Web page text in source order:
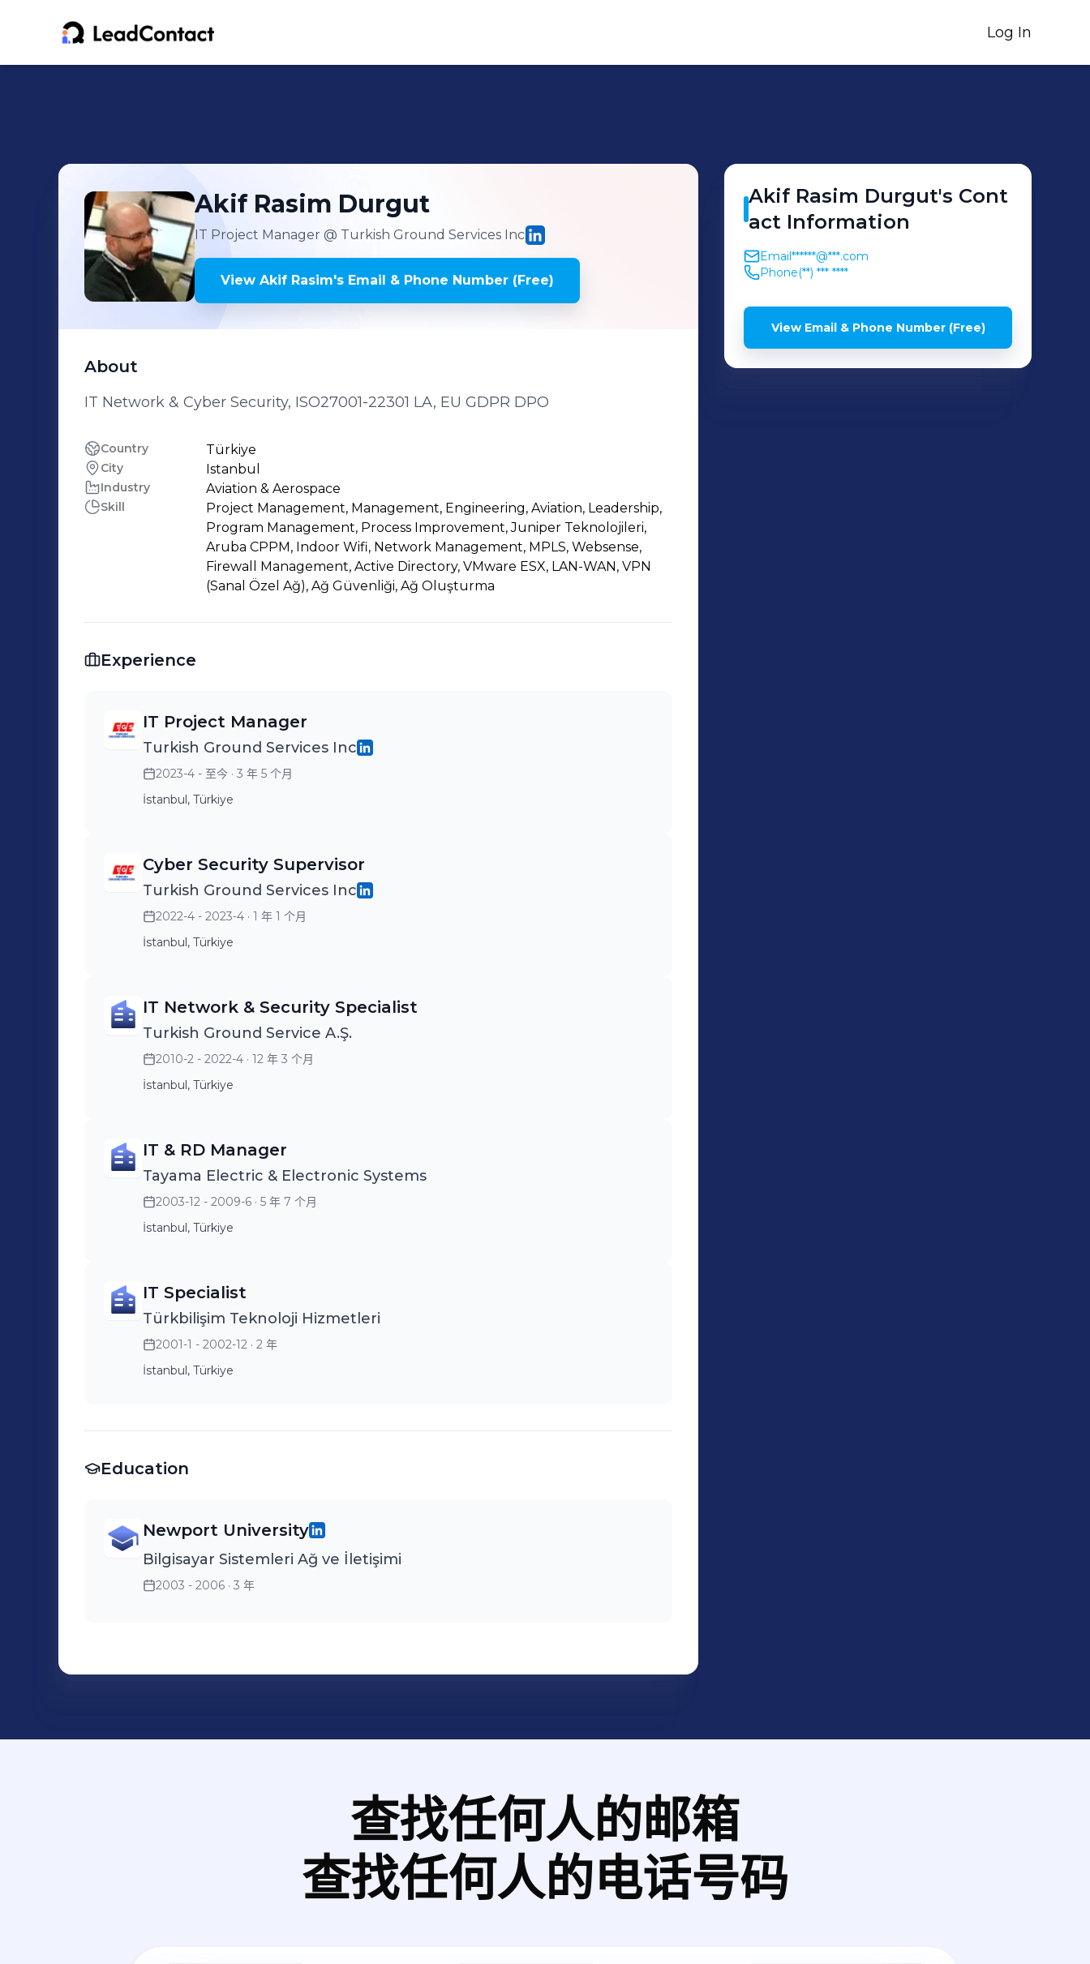
Log In
Akif Rasim Durgut
IT Project Manager @ Turkish Ground Services Inc
View Akif Rasim's Email & Phone Number (Free)
About
IT Network & Cyber Security, ISO27001-22301 LA, EU GDPR DPO
Country Türkiye
City Istanbul
Industry Aviation & Aerospace
Skill
Project Management, Management, Engineering, Aviation, Leadership,
Program Management, Process Improvement, Juniper Teknolojileri,
Aruba CPPM, Indoor Wifi, Network Management, MPLS, Websense,
Firewall Management, Active Directory, VMware ESX, LAN-WAN, VPN
(Sanal Özel Ağ), Ağ Güvenliği, Ağ Oluşturma
Experience
IT Project Manager
Turkish Ground Services Inc
2023-4 - 至今 · 3 年 5 个月
İstanbul, Türkiye
Cyber Security Supervisor
Turkish Ground Services Inc
2022-4 - 2023-4 · 1 年 1 个月
İstanbul, Türkiye
IT Network & Security Specialist
Turkish Ground Service A.Ş.
2010-2 - 2022-4 · 12 年 3 个月
İstanbul, Türkiye
IT & RD Manager
Tayama Electric & Electronic Systems
2003-12 - 2009-6 · 5 年 7 个月
İstanbul, Türkiye
IT Specialist
Türkbilişim Teknoloji Hizmetleri
2001-1 - 2002-12 · 2 年
İstanbul, Türkiye
Education
Newport University
Bilgisayar Sistemleri Ağ ve İletişimi
2003 - 2006 · 3 年
Akif Rasim Durgut's Cont
act Information
Email******@***.com
Phone(**) *** ****
View Email & Phone Number (Free)
查找任何人的邮箱
查找任何人的电话号码